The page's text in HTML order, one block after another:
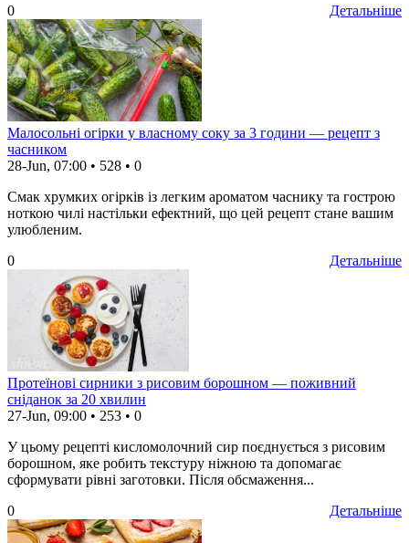
Детальніше
0
Малосольні огірки у власному соку за 3 години — рецепт з
часником
28-Jun, 07:00 • 528 • 0
Смак хрумких огірків із легким ароматом часнику та гострою
ноткою чилі настільки ефектний, що цей рецепт стане вашим
улюбленим.
Детальніше
0
Протеїнові сирники з рисовим борошном — поживний
сніданок за 20 хвилин
27-Jun, 09:00 • 253 • 0
У цьому рецепті кисломолочний сир поєднується з рисовим
борошном, яке робить текстуру ніжною та допомагає
сформувати рівні заготовки. Після обсмаження...
Детальніше
0